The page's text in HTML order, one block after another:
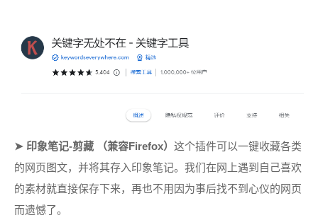
➤ 印象笔记-剪藏 （兼容Firefox） 这个插件可以一键收藏各类
的网页图文，并将其存入印象笔记。我们在网上遇到自己喜欢
的素材就直接保存下来，再也不用因为事后找不到心仪的网页
而遗憾了。